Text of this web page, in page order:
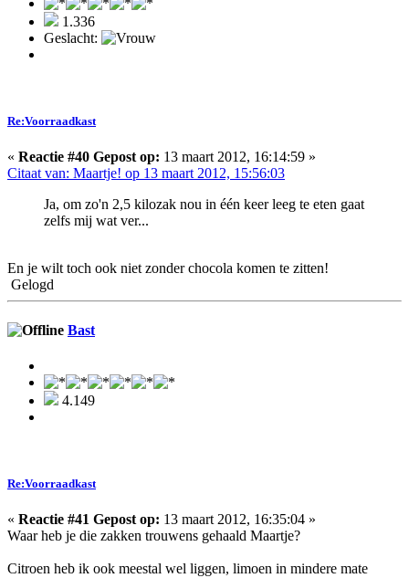
1.336
Geslacht:
Re:Voorraadkast
« Reactie #40 Gepost op: 13 maart 2012, 16:14:59 »
Citaat van: Maartje! op 13 maart 2012, 15:56:03
Ja, om zo'n 2,5 kilozak nou in één keer leeg te eten gaat
zelfs mij wat ver...
En je wilt toch ook niet zonder chocola komen te zitten!
Gelogd
Bast
4.149
Re:Voorraadkast
« Reactie #41 Gepost op: 13 maart 2012, 16:35:04 »
Waar heb je die zakken trouwens gehaald Maartje?
Citroen heb ik ook meestal wel liggen, limoen in mindere mate